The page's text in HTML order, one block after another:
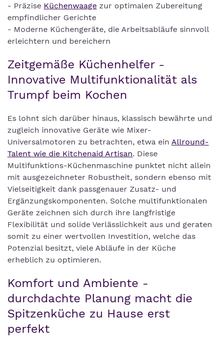
- Präzise Küchenwaage zur optimalen Zubereitung
empfindlicher Gerichte
- Moderne Küchengeräte, die Arbeitsabläufe sinnvoll
erleichtern und bereichern
Zeitgemäße Küchenhelfer -
Innovative Multifunktionalität als
Trumpf beim Kochen
Es lohnt sich darüber hinaus, klassisch bewährte und
zugleich innovative Geräte wie Mixer-
Universalmotoren zu betrachten, etwa ein Allround-
Talent wie die Kitchenaid Artisan. Diese
Multifunktions-Küchenmaschine punktet nicht allein
mit ausgezeichneter Robustheit, sondern ebenso mit
Vielseitigkeit dank passgenauer Zusatz- und
Ergänzungskomponenten. Solche multifunktionalen
Geräte zeichnen sich durch ihre langfristige
Flexibilität und solide Verlässlichkeit aus und geraten
somit zu einer wertvollen Investition, welche das
Potenzial besitzt, viele Abläufe in der Küche
erheblich zu optimieren.
Komfort und Ambiente -
durchdachte Planung macht die
Spitzenküche zu Hause erst
perfekt